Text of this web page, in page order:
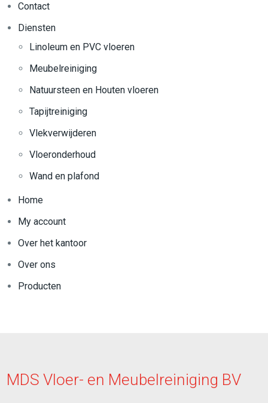
Contact
Diensten
Linoleum en PVC vloeren
Meubelreiniging
Natuursteen en Houten vloeren
Tapijtreiniging
Vlekverwijderen
Vloeronderhoud
Wand en plafond
Home
My account
Over het kantoor
Over ons
Producten
MDS Vloer- en Meubelreiniging BV